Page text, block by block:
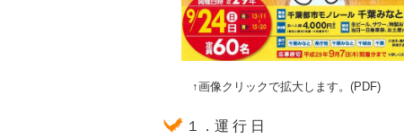
↑画像クリックで拡大します。(PDF)
１．運 行 日